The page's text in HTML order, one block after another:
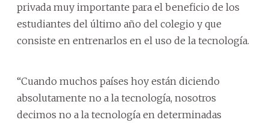
privada muy importante para el beneficio de los
estudiantes del último año del colegio y que
consiste en entrenarlos en el uso de la tecnología.
“Cuando muchos países hoy están diciendo
absolutamente no a la tecnología, nosotros
decimos no a la tecnología en determinadas